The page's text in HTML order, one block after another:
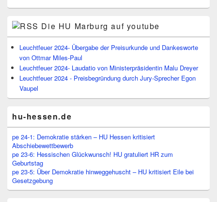
Die HU Marburg auf youtube
Leuchtfeuer 2024- Übergabe der Preisurkunde und Dankesworte
von Ottmar Miles-Paul
Leuchtfeuer 2024- Laudatio von Ministerpräsidentin Malu Dreyer
Leuchtfeuer 2024 - Preisbegründung durch Jury-Sprecher Egon
Vaupel
hu-hessen.de
pe 24-1: Demokratie stärken – HU Hessen kritisiert
Abschiebewettbewerb
pe 23-6: Hessischen Glückwunsch! HU gratuliert HR zum
Geburtstag
pe 23-5: Über Demokratie hinweggehuscht – HU kritisiert Eile bei
Gesetzgebung